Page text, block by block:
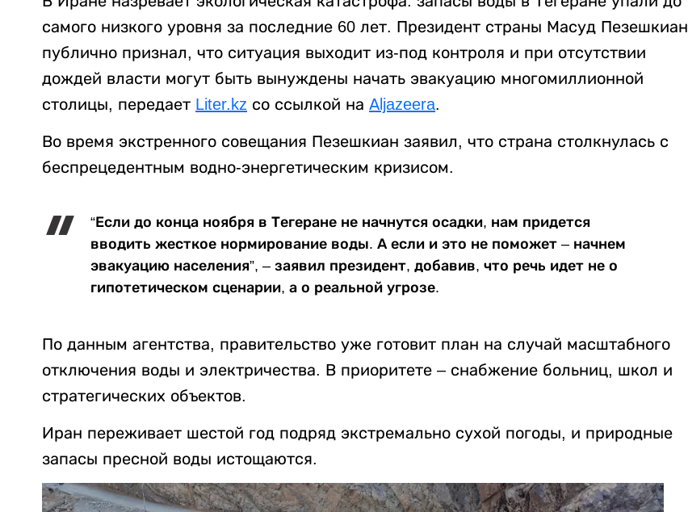
самого низкого уровня за последние 60 лет. Президент страны Масуд Пезешкиан
публично признал, что ситуация выходит из-под контроля и при отсутствии
дождей власти могут быть вынуждены начать эвакуацию многомиллионной
столицы, передает Liter.kz со ссылкой на Аljazeera.
Во время экстренного совещания Пезешкиан заявил, что страна столкнулась с
беспрецедентным водно-энергетическим кризисом.
“Если до конца ноября в Тегеране не начнутся осадки, нам придется
вводить жесткое нормирование воды. А если и это не поможет – начнем
эвакуацию населения”, – заявил президент, добавив, что речь идет не о
гипотетическом сценарии, а о реальной угрозе.
По данным агентства, правительство уже готовит план на случай масштабного
отключения воды и электричества. В приоритете – снабжение больниц, школ и
стратегических объектов.
Иран переживает шестой год подряд экстремально сухой погоды, и природные
запасы пресной воды истощаются.